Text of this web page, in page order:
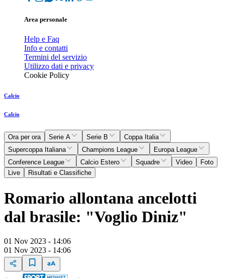
Area personale
Help e Faq
Info e contatti
Termini del servizio
Utilizzo dati e privacy
Cookie Policy
Calcio
Calcio
Ora per ora Serie A Serie B
Coppa Italia
Supercoppa Italiana
Champions League
Europa League
Conference League
Calcio Estero Squadre Video
Foto
Live
Risultati e Classifiche
Romario allontana ancelotti
dal brasile: "Voglio Diniz"
01 Nov 2023 - 14:06
01 Nov 2023 - 14:06